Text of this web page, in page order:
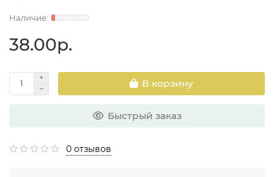
38.00р.
В корзину
Быстрый заказ
0 отзывов